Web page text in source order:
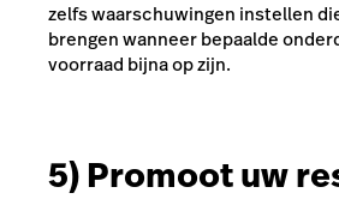
zelfs waarschuwingen instellen
brengen wanneer bepaalde
voorraad bijna op zijn.
5) Promoot uw